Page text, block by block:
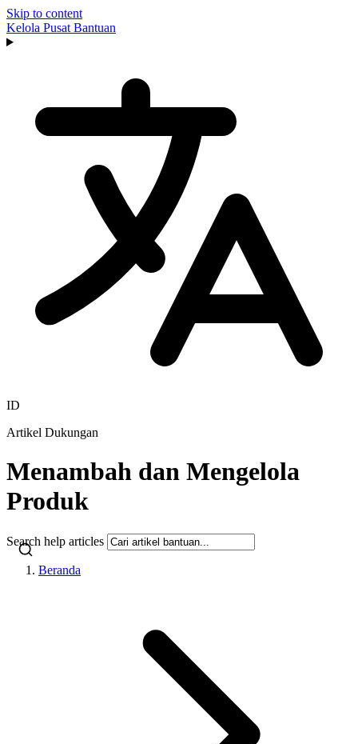
Skip to content
Kelola Pusat Bantuan
ID
Artikel Dukungan
Menambah dan Mengelola
Produk
Search help articles
Beranda